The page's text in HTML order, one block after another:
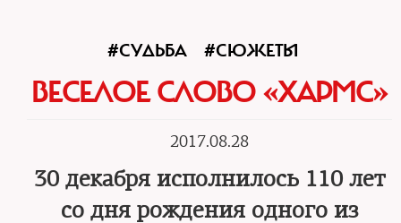
#СУДЬБА #СЮЖЕТЫ
ВЕСЕЛОЕ СЛОВО «ХАРМС»
2017.08.28
30 декабря исполнилось 110 лет
со дня рождения одного из